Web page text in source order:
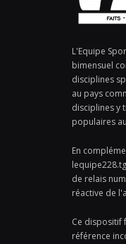
L'Equipe
bimensuel
disciplines
au pays
disciplines y
populaires
En
de relais
réactive de
Ce dispositif
référence